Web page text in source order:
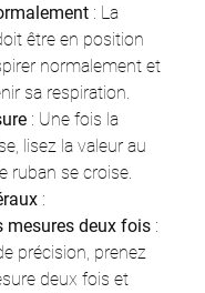
: La
être en position
normalement et
sa respiration.
: Une fois la
lisez la valeur au
ruban se croise.
:
mesures deux fois :
précision, prenez
deux fois et